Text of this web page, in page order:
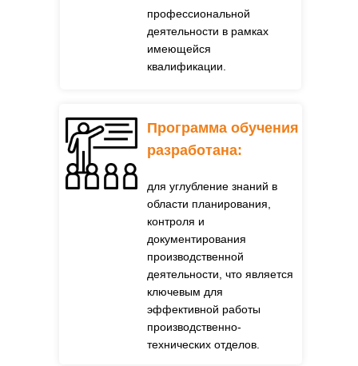
для углубление знаний в
области планирования,
контроля и
документирования
производственной
деятельности, что является
ключевым для
эффективной работы
производственно-
технических отделов.
Программа обучения
разработана:
профессиональной
деятельности в рамках
имеющейся
квалификации.